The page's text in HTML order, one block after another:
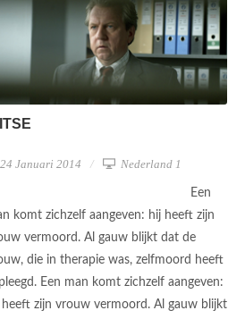
24 Januari 2014 Nederland 1
Een
komt zichzelf aangeven: hij heeft zijn
vermoord. Al gauw blijkt dat de
die in therapie was, zelfmoord heeft
Een man komt zichzelf aangeven:
heeft zijn vrouw vermoord. Al gauw blijkt